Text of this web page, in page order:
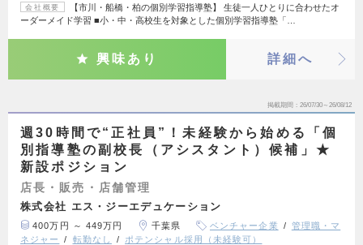
会社概要
【市川・船橋・柏の個別学習指導塾】 生徒一人ひとりに合わせたオ
ーダーメイド学習 ■小・中・高校生を対象とした個別学習指導塾「…
興味あり 詳細へ
掲載期間 26/07/30～26/08/12
週30時間で“正社員”！未経験から始める「個
別指導塾の副校長（アシスタント）候補」★
新設ポジション
店長・販売・店舗管理
株式会社 エス・ジーエデュケーション
400万円 ～ 449万円 千葉県 ベンチャー企業
管理職・マ
ネジャー
転勤なし ポテンシャル採用（未経験可）